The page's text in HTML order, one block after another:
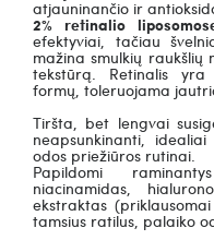
atjauninančio ir
2% retinalio
efektyviai, tačiau
mažina smulkių
tekstūrą. Retinalis yra
formų, toleruojama
Tiršta, bet lengvai
neapsunkinanti,
odos priežiūros rutinai.
Papildomi
niacinamidas,
ekstraktas
tamsius ratilus, palaiko